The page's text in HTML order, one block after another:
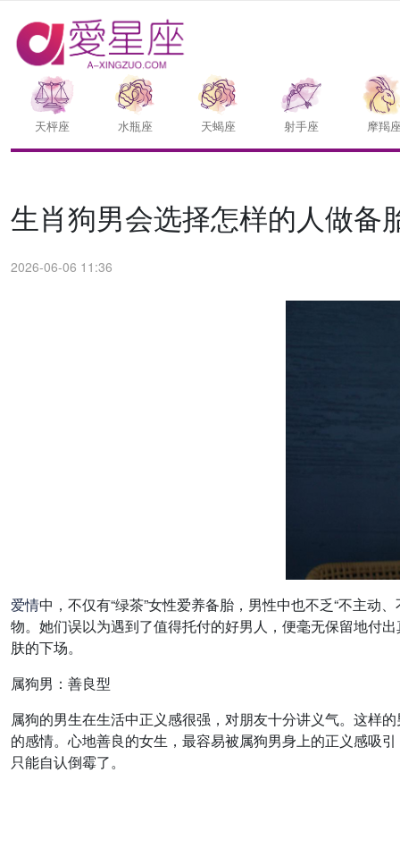
天枰座 水瓶座 天蝎座 射手座 摩羯
生肖狗男会选择怎样的人做备
2026-06-06 11:36
爱情中，不仅有“绿茶”女性爱养备胎，男性中也不乏“不主动
物。她们误以为遇到了值得托付的好男人，便毫无保留地付
肤的下场。
属狗男：善良型
属狗的男生在生活中正义感很强，对朋友十分讲义气。这样
的感情。心地善良的女生，最容易被属狗男身上的正义感吸
只能自认倒霉了。